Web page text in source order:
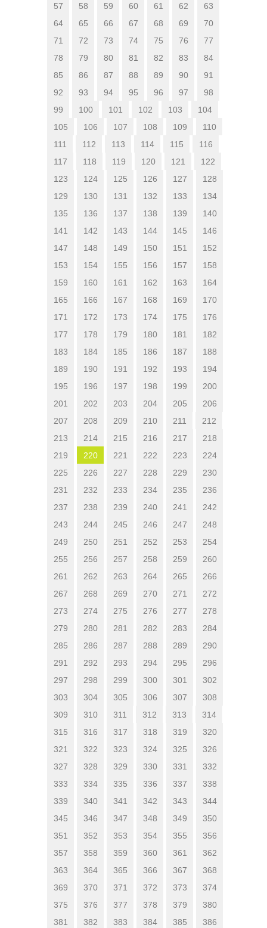
57
58 59 60 61 62
63
64
65 66 67 68 69
70
71
72 73 74 75 76
77
78
79 80 81 82 83
84
85
86 87 88 89 90
91
92
93 94 95 96 97
98
99
100 101 102 103
104
105
106 107 108 109
110
111
112 113 114 115
116
117
118 119 120 121
122
123
124 125 126 127
128
129
130 131 132 133
134
135
136 137 138 139
140
141
142 143 144 145
146
147
148 149 150 151
152
153
154 155 156 157
158
159
160 161 162 163
164
165
166 167 168 169
170
171
172 173 174 175
176
177
178 179 180 181
182
183
184 185 186 187
188
189
190 191 192 193
194
195
196 197 198 199
200
201
202 203 204 205
206
207
208 209 210 211
212
213
214 215 216 217
218
219
220 221 222 223
224
225
226 227 228 229
230
231
232 233 234 235
236
237
238 239 240 241
242
243
244 245 246 247
248
249
250 251 252 253
254
255
256 257 258 259
260
261
262 263 264 265
266
267
268 269 270 271
272
273
274 275 276 277
278
279
280 281 282 283
284
285
286 287 288 289
290
291
292 293 294 295
296
297
298 299 300 301
302
303
304 305 306 307
308
309
310 311 312 313
314
315
316 317 318 319
320
321
322 323 324 325
326
327
328 329 330 331
332
333
334 335 336 337
338
339
340 341 342 343
344
345
346 347 348 349
350
351
352 353 354 355
356
357
358 359 360 361
362
363
364 365 366 367
368
369
370 371 372 373
374
375
376 377 378 379
380
381
382 383 384 385 386